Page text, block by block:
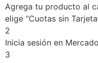
Agrega tu producto al
elige “Cuotas sin
2
Inicia sesión en
3